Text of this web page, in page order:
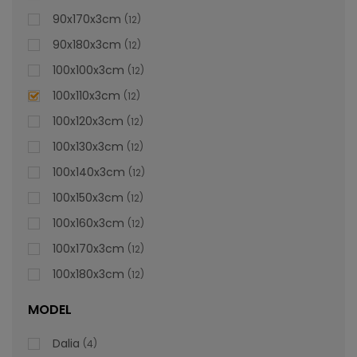
90x170x3cm 12
90x180x3cm 12
100x100x3cm 12
100x110x3cm 12
100x120x3cm 12
100x130x3cm 12
100x140x3cm 12
100x150x3cm 12
100x160x3cm 12
100x170x3cm 12
100x180x3cm 12
MODEL
Dalia 4